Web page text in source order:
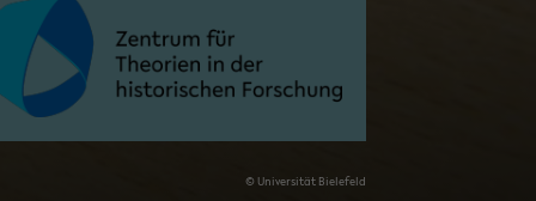
© Uni­ver­si­tät Bie­le­feld